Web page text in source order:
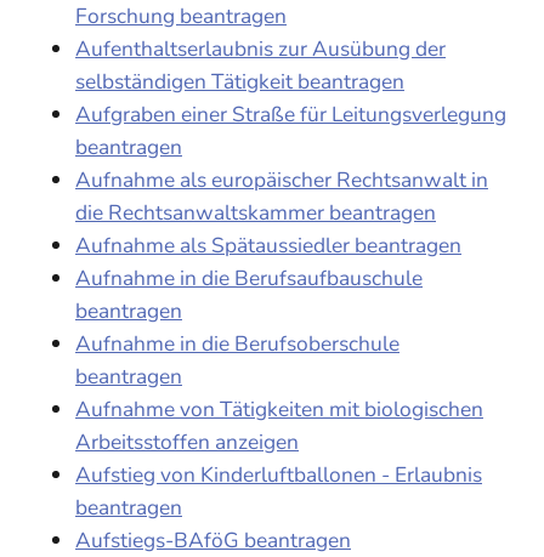
Forschung beantragen
Aufenthaltserlaubnis zur Ausübung der
selbständigen Tätigkeit beantragen
Aufgraben einer Straße für Leitungsverlegung
beantragen
Aufnahme als europäischer Rechtsanwalt in
die Rechtsanwaltskammer beantragen
Aufnahme als Spätaussiedler beantragen
Aufnahme in die Berufsaufbauschule
beantragen
Aufnahme in die Berufsoberschule
beantragen
Aufnahme von Tätigkeiten mit biologischen
Arbeitsstoffen anzeigen
Aufstieg von Kinderluftballonen - Erlaubnis
beantragen
Aufstiegs-BAföG beantragen